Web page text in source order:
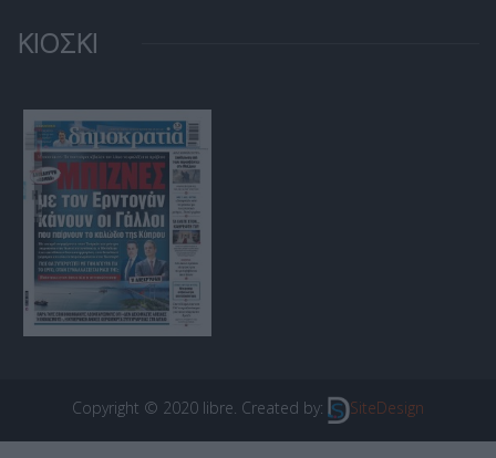
ΚΙΟΣΚΙ
Copyright © 2020 libre. Created by: SiteDesign